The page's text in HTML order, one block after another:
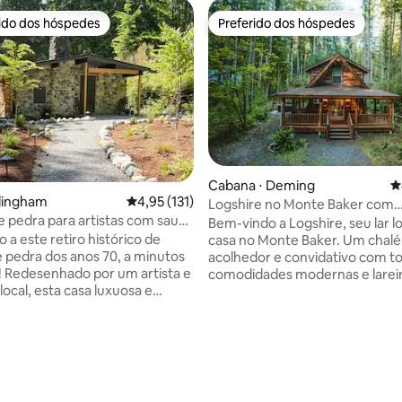
de 5, 149 avaliações
preferidos dos hóspedes
dos hóspedes
4,95 de uma avaliação média de 5, 131
4,95 (131)
pedra para artistas com sauna
de cedro
a este retiro histórico de
pedra dos anos 70, a minutos
Redesenhado por um artista e
esta casa luxuosa e
Preferido dos hóspedes
Preferido dos hóspedes
Cabana ⋅ Deming
Logshire no Monte Baker com
carregador de veículos
condicionado | Banheira de
hidromassagem
Bem-vindo a Logshire, seu lar
casa no Monte Baker. Um chalé
acolhedor e convidativo com
comodidades modernas e